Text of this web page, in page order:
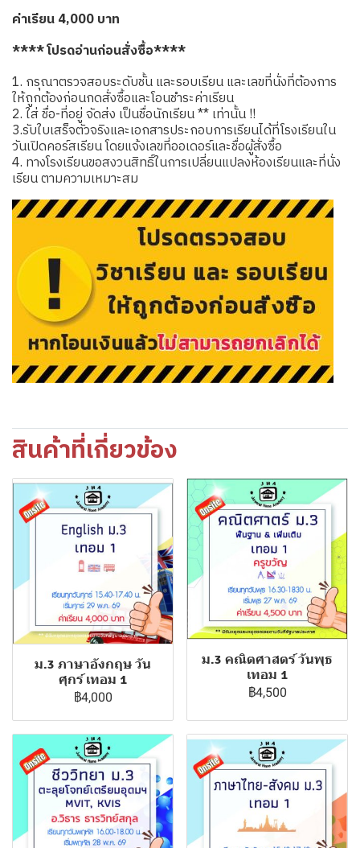
ค่าเรียน 4,000 บาท
**** โปรดอ่านก่อนสั่งซื้อ****
1. กรุณาตรวจสอบระดับชั้น และรอบเรียน และเลขที่นั่งที่ต้องการ
ให้ถูกต้องก่อนกดสั่งซื้อและโอนชำระค่าเรียน
2. ใส่ ชื่อ-ที่อยู่ จัดส่ง เป็นชื่อนักเรียน ** เท่านั้น !!
3.รับใบเสร็จตัวจริงและเอกสารประกอบการเรียนได้ที่โรงเรียนใน
วันเปิดคอร์สเรียน โดยแจ้งเลขที่ออเดอร์และชื่อผู้สั่งซื้อ
4. ทางโรงเรียนขอสงวนสิทธิ์ในการเปลี่ยนแปลงห้องเรียนและที่นั่ง
เรียน ตามความเหมาะสม
สินค้าที่เกี่ยวข้อง
ม.3 ภาษาอังกฤษ วัน
ศุกร์ เทอม 1
฿4,000
ม.3 คณิตศาสตร์ วันพุธ
เทอม 1
฿4,500